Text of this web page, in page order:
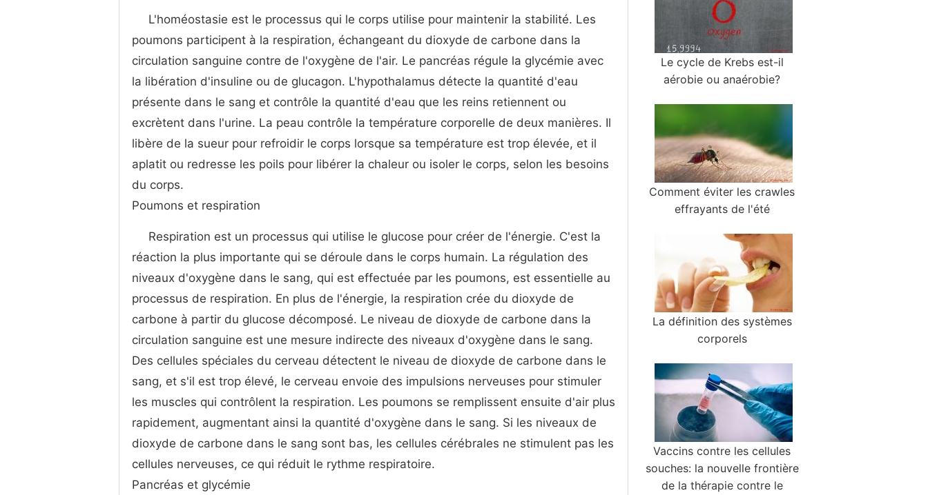
L'homéostasie est le processus qui le corps utilise pour maintenir la stabilité. Les
poumons participent à la respiration, échangeant du dioxyde de carbone dans la
circulation sanguine contre de l'oxygène de l'air. Le pancréas régule la glycémie avec
la libération d'insuline ou de glucagon. L'hypothalamus détecte la quantité d'eau
présente dans le sang et contrôle la quantité d'eau que les reins retiennent ou
excrètent dans l'urine. La peau contrôle la température corporelle de deux manières. Il
libère de la sueur pour refroidir le corps lorsque sa température est trop élevée, et il
aplatit ou redresse les poils pour libérer la chaleur ou isoler le corps, selon les besoins
du corps.
Poumons et respiration
Respiration est un processus qui utilise le glucose pour créer de l'énergie. C'est la
réaction la plus importante qui se déroule dans le corps humain. La régulation des
niveaux d'oxygène dans le sang, qui est effectuée par les poumons, est essentielle au
processus de respiration. En plus de l'énergie, la respiration crée du dioxyde de
carbone à partir du glucose décomposé. Le niveau de dioxyde de carbone dans la
circulation sanguine est une mesure indirecte des niveaux d'oxygène dans le sang.
Des cellules spéciales du cerveau détectent le niveau de dioxyde de carbone dans le
sang, et s'il est trop élevé, le cerveau envoie des impulsions nerveuses pour stimuler
les muscles qui contrôlent la respiration. Les poumons se remplissent ensuite d'air plus
rapidement, augmentant ainsi la quantité d'oxygène dans le sang. Si les niveaux de
dioxyde de carbone dans le sang sont bas, les cellules cérébrales ne stimulent pas les
cellules nerveuses, ce qui réduit le rythme respiratoire.
Pancréas et glycémie
Le cycle de Krebs est-il
aérobie ou anaérobie?
Comment éviter les crawles
effrayants de l'été
La définition des systèmes
corporels
Vaccins contre les cellules
souches: la nouvelle frontière
de la thérapie contre le